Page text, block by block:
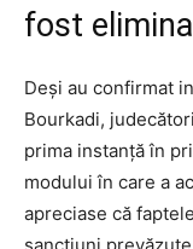
fost
Deși au confirmat
Bourkadi,
prima instanță în
modului în care a
apreciase că